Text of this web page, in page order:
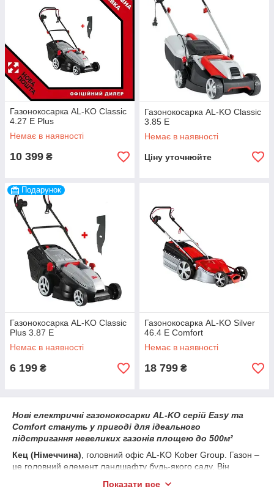
Газонокосарка AL-KO Classic
4.27 E Plus
Немає в наявності
10 399 ₴
Газонокосарка AL-KO Classic
3.85 E
Немає в наявності
Ціну уточнюйте
Подарунок
Газонокосарка AL-KO Classic
Plus 3.87 E
Немає в наявності
6 199 ₴
Газонокосарка AL-KO Silver
46.4 E Comfort
Немає в наявності
18 799 ₴
Нові електричні газонокосарки AL-KO серій Easy та
Comfort стануть у пригоді для ідеального
підстригання невеликих газонів площею до 500м²
Кец (Німеччина) , головний офіс AL-KO Kober Group. Газон –
це головний елемент ландшафту будь-якого саду. Він
скошування. І з цим досконало впораються нові електричні
Показати все